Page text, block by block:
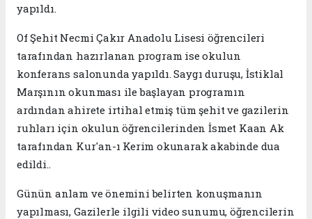
yapıldı.
Of Şehit Necmi Çakır Anadolu Lisesi öğrencileri
tarafından hazırlanan program ise okulun
konferans salonunda yapıldı. Saygı duruşu, İstiklal
Marşının okunması ile başlayan programın
ardından ahirete irtihal etmiş tüm şehit ve gazilerin
ruhları için okulun öğrencilerinden İsmet Kaan Ak
tarafından Kur'an-ı Kerim okunarak akabinde dua
edildi..
Günün anlam ve önemini belirten konuşmanın
yapılması, Gazilerle ilgili video sunumu, öğrencilerin